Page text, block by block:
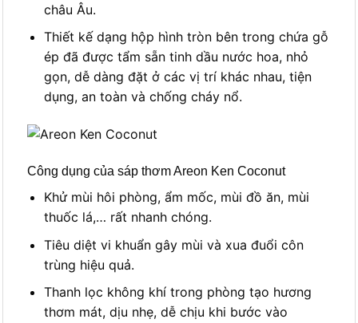
châu Âu.
Thiết kế dạng hộp hình tròn bên trong chứa gỗ
ép đã được tẩm sẵn tinh dầu nước hoa, nhỏ
gọn, dễ dàng đặt ở các vị trí khác nhau, tiện
dụng, an toàn và chống cháy nổ.
Công dụng của sáp thơm Areon Ken Coconut
Khử mùi hôi phòng, ẩm mốc, mùi đồ ăn, mùi
thuốc lá,… rất nhanh chóng.
Tiêu diệt vi khuẩn gây mùi và xua đuổi côn
trùng hiệu quả.
Thanh lọc không khí trong phòng tạo hương
thơm mát, dịu nhẹ, dễ chịu khi bước vào